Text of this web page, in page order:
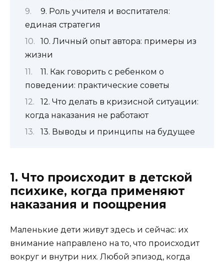
9. Роль учителя и воспитателя:
единая стратегия
10. Личный опыт автора: примеры из
жизни
11. Как говорить с ребенком о
поведении: практические советы
12. Что делать в кризисной ситуации:
когда наказания не работают
13. Выводы и принципы на будущее
1. Что происходит в детской
психике, когда применяют
наказания и поощрения
Маленькие дети живут здесь и сейчас: их
внимание направлено на то, что происходит
вокруг и внутри них. Любой эпизод, когда